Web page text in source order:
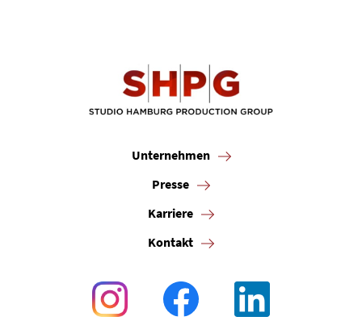
Unternehmen
Presse
Karriere
Kontakt